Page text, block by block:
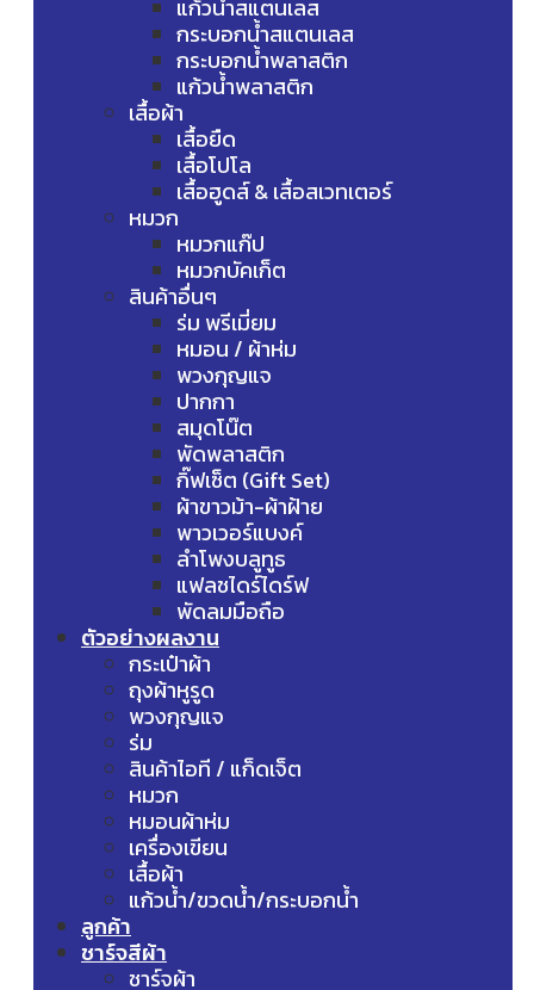
แก้วน้ำสแตนเลส
กระบอกน้ำสแตนเลส
กระบอกน้ำพลาสติก
แก้วน้ำพลาสติก
เสื้อผ้า
เสื้อยืด
เสื้อโปโล
เสื้อฮูดส์ & เสื้อสเวทเตอร์
หมวก
หมวกแก๊ป
หมวกบัคเก็ต
สินค้าอื่นๆ
ร่ม พรีเมี่ยม
หมอน / ผ้าห่ม
พวงกุญแจ
ปากกา
สมุดโน๊ต
พัดพลาสติก
กิ๊ฟเซ็ต (Gift Set)
ผ้าขาวม้า-ผ้าฝ้าย
พาวเวอร์แบงค์
ลำโพงบลูทูธ
แฟลชไดร์ไดร์ฟ
พัดลมมือถือ
ตัวอย่างผลงาน
กระเป๋าผ้า
ถุงผ้าหูรูด
พวงกุญแจ
ร่ม
สินค้าไอที / แก็ดเจ็ต
หมวก
หมอนผ้าห่ม
เครื่องเขียน
เสื้อผ้า
แก้วน้ำ/ขวดน้ำ/กระบอกน้ำ
ลูกค้า
ชาร์จสีผ้า
ชาร์จผ้า